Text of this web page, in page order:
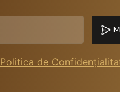
Politica de